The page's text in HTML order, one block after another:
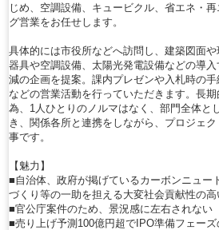
じめ、空調設備、キュービクル、省エネ・
グ営業をお任せします。
具体的には市役所などへ訪問し、建築図面
器具や空調設備、太陽光発電設備などの導
減の企画を提案。課内プレゼンや入札時の
などの営業活動を行っていただきます。長
為、1人ひとりのノルマはなく、部門全体と
き、関係各所と連携をしながら、プロジェ
事です。
【魅力】
■自治体、政府が掲げているカーボンニュー
づくり等の一助を担える大変社会貢献性の
■官公庁案件のため、景況感に左右されない
■売り上げ予測100億円超でIPO準備フェー